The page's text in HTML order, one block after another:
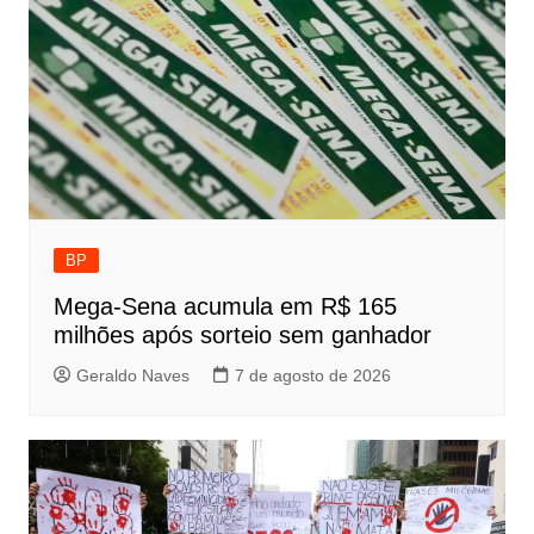
BP
Mega-Sena acumula em R$ 165
milhões após sorteio sem ganhador
Geraldo Naves 7 de agosto de 2026